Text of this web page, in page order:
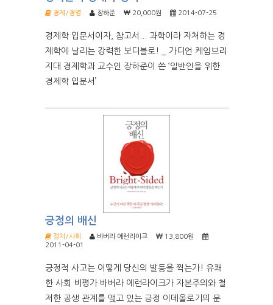
경제/경영 장하준 20,000원 2014-07-25
경제학 입문서이자, 참고서... 과학이라 자처하는 경
제학에 날리는 강력한 보디블로! _ 가디언 케임브리
지대 경제학과 교수인 장하준이 쓴 ‘일반인을 위한
경제학 입문서’
긍정의 배신
정치/사회 바버라 에런라이크
13,800원
2011-04-01
긍정적 사고는 어떻게 당신의 발등을 찍는가! 유쾌
한 사회 비평가 바버라 에런라이크가 자본주의와 철
저한 공생 관계를 맺고 있는 긍정 이데올로기의 문